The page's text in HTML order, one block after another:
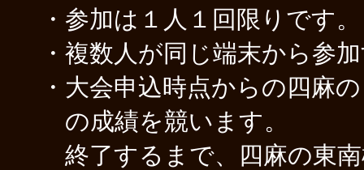
・参加は１人１回限りです。
・複数人が同じ端末から参
・大会申込時点からの四麻
の成績を競います。
終了するまで、四麻の東